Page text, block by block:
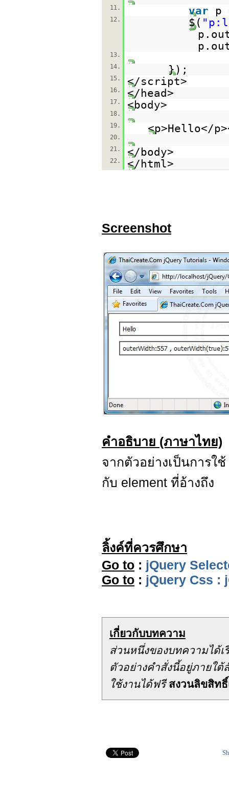
11.
var p
12. $(
13.
14.
});
15. </script>
16. </head>
17. <body>
18.
19.
<p>Hello</
20.
21.
</body>
22. </html>
Screenshot
คำอธิบาย (ภาษาไทย)
จากตัวอย่างเป็นการใช้
กับ element ที่อ้างถึง
ลิ้งค์ที่ควรศึกษา
Go to : jQuery
Go to : jQuery Css :
เกี่ยวกับบทความ
ส่วนหนึ่งของบทความได้เ
ตัวอย่างคำสั่งนี้อยู่ภาย
ใช้งานได้ฟรีสงวนลิขสิทธิ์